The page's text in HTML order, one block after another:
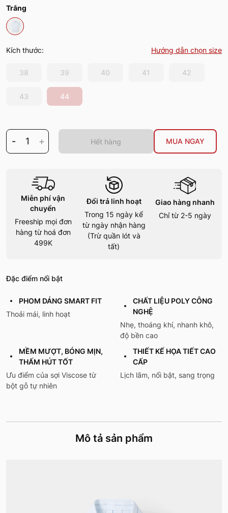
Trắng
Kích thước: Hướng dẫn chọn size
38 39 40 41 42
43 44
- 1 + Hết hàng MUA NGAY
Miễn phí vận
chuyển
Freeship mọi đơn
hàng từ hoá đơn
499K
Đổi trả linh hoạt
Trong 15 ngày kể
từ ngày nhận hàng
(Trừ quần lót và
tất)
Giao hàng nhanh
Chỉ từ 2-5 ngày
Đặc điểm nổi bật
PHOM DÁNG SMART FIT
Thoải mái, linh hoạt
CHẤT LIỆU POLY CÔNG
NGHỆ
Nhẹ, thoáng khí, nhanh khô,
độ bền cao
MỀM MƯỢT, BÓNG MỊN,
THẤM HÚT TỐT
Ưu điểm của sợi Viscose từ
bột gỗ tự nhiên
THIẾT KẾ HỌA TIẾT CAO
CẤP
Lịch lãm, nổi bật, sang trọng
Mô tả sản phẩm